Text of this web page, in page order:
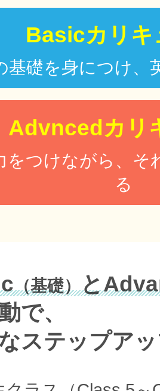
Basicカリキ
基礎を身につけ、
Advncedカリ
をつけながら、そ
る
（基礎）と
で、
ステップア